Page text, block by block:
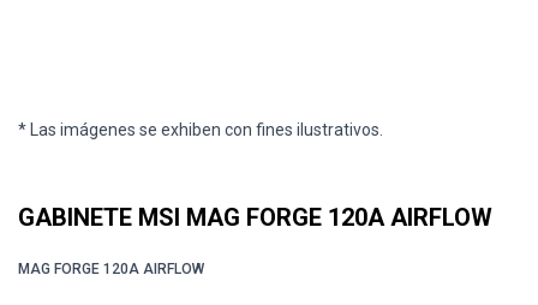
* Las imágenes se exhiben con fines ilustrativos.
GABINETE MSI MAG FORGE 120A AIRFLOW
MAG FORGE 120A AIRFLOW